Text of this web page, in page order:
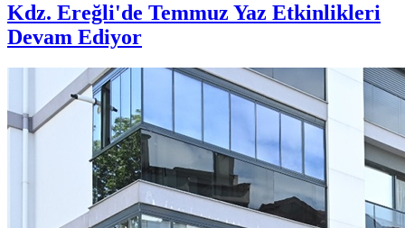
Kdz. Ereğli'de Temmuz Yaz Etkinlikleri
Devam Ediyor